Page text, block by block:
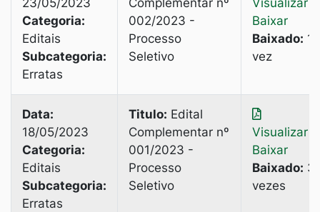
23/05/2023
Categoria:
Editais
Subcategoria:
Erratas
Complementar nº
002/2023 -
Processo
Seletivo
Visualizar
Baixar
Baixado: 1
vez
Data:
18/05/2023
Categoria:
Editais
Subcategoria:
Erratas
Titulo: Edital
Complementar nº
001/2023 -
Processo
Seletivo
Visualizar
Baixar
Baixado: 3
vezes